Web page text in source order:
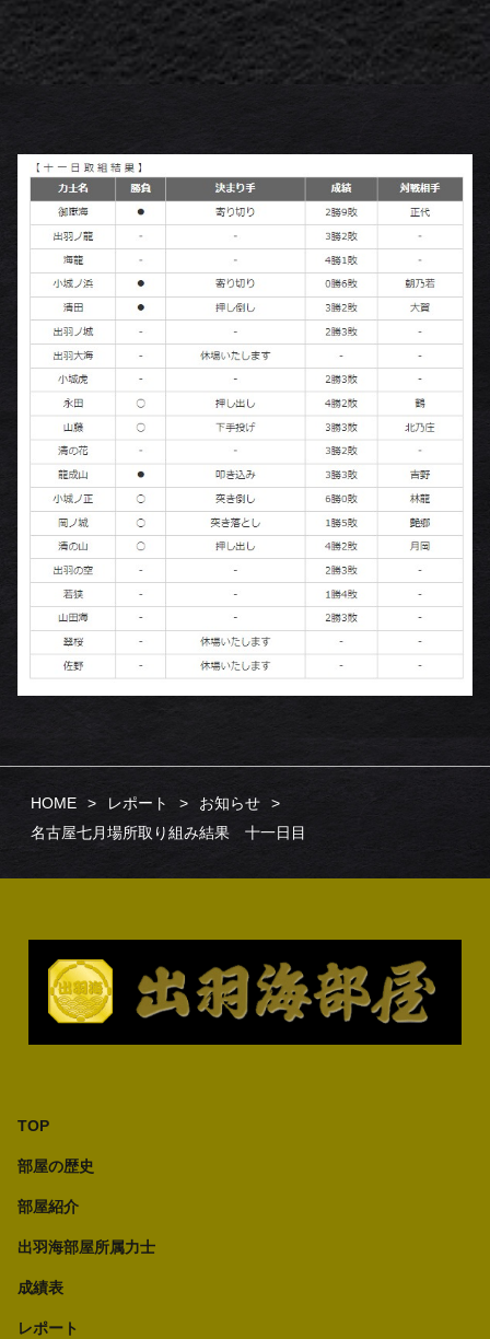
HOME レポート
お知らせ
名古屋七月場所取り組み結果 十一日目
TOP
部屋の歴史
部屋紹介
出羽海部屋所属力士
成績表
レポート